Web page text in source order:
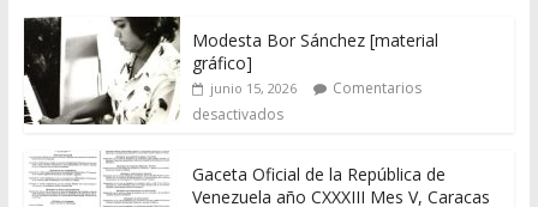
Modesta Bor Sánchez [material
gráfico]
junio 15, 2026
Comentarios
desactivados
Gaceta Oficial de la República de
Venezuela año CXXXIII Mes V, Caracas